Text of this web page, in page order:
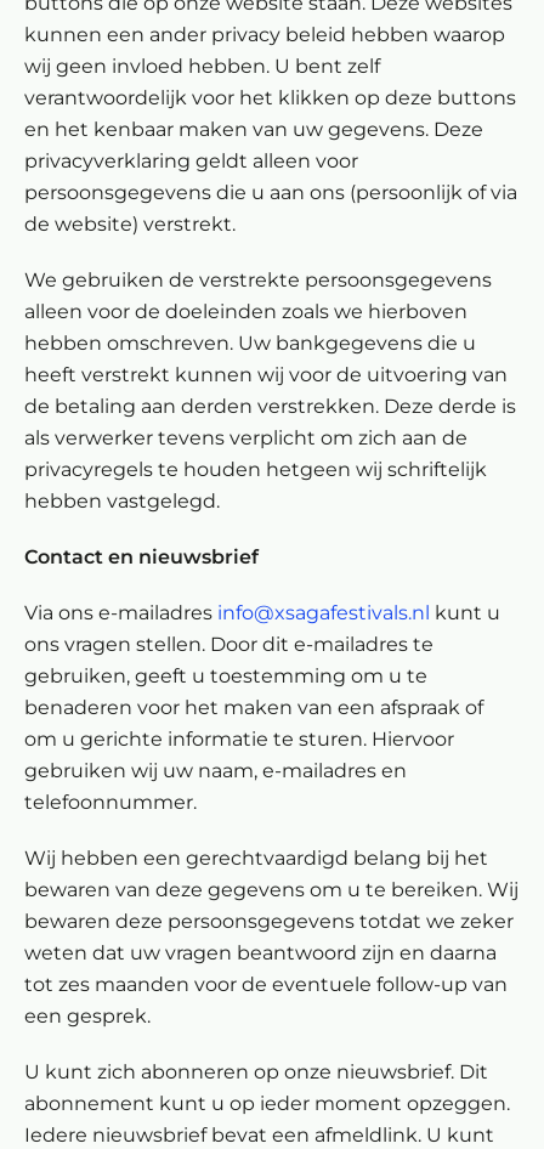
kunnen een ander privacy beleid hebben waarop
wij geen invloed hebben. U bent zelf
verantwoordelijk voor het klikken op deze buttons
en het kenbaar maken van uw gegevens. Deze
privacyverklaring geldt alleen voor
persoonsgegevens die u aan ons (persoonlijk of via
de website) verstrekt.
We gebruiken de verstrekte persoonsgegevens
alleen voor de doeleinden zoals we hierboven
hebben omschreven. Uw bankgegevens die u
heeft verstrekt kunnen wij voor de uitvoering van
de betaling aan derden verstrekken. Deze derde is
als verwerker tevens verplicht om zich aan de
privacyregels te houden hetgeen wij schriftelijk
hebben vastgelegd.
Contact en nieuwsbrief
Via ons e-mailadres info@xsagafestivals.nl kunt u
ons vragen stellen. Door dit e-mailadres te
gebruiken, geeft u toestemming om u te
benaderen voor het maken van een afspraak of
om u gerichte informatie te sturen. Hiervoor
gebruiken wij uw naam, e-mailadres en
telefoonnummer.
Wij hebben een gerechtvaardigd belang bij het
bewaren van deze gegevens om u te bereiken. Wij
bewaren deze persoonsgegevens totdat we zeker
weten dat uw vragen beantwoord zijn en daarna
tot zes maanden voor de eventuele follow-up van
een gesprek.
U kunt zich abonneren op onze nieuwsbrief. Dit
abonnement kunt u op ieder moment opzeggen.
Iedere nieuwsbrief bevat een afmeldlink. U kunt